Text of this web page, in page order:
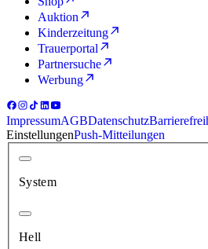
Auktion
Kinderzeitung
Trauerportal
Partnersuche
Werbung
ImpressumAGBDatenschutz
EinstellungenPush-Mitteilungen
System
Hell